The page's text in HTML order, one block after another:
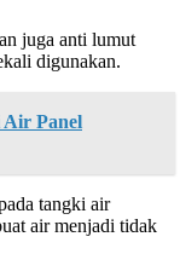
juga anti lumut
digunakan.
Panel
tangki air
air menjadi tidak